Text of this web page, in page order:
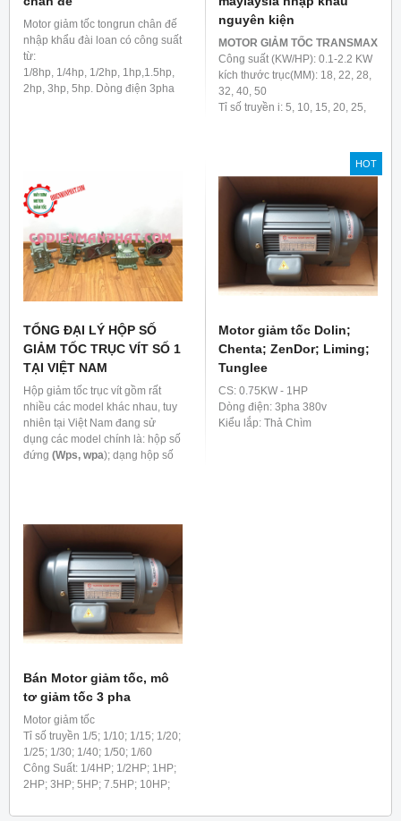
Motor giảm tốc tongrun chân đế
nhập khẩu đài loan có công suất
từ:
1/8hp, 1/4hp, 1/2hp, 1hp,1.5hp,
2hp, 3hp, 5hp. Dòng điện 3pha
nguyên kiện
MOTOR GIẢM TỐC TRANSMAX
Công suất (KW/HP): 0.1-2.2 KW
kích thước trục(MM): 18, 22, 28,
32, 40, 50
Tỉ số truyền i: 5, 10, 15, 20, 25,
motor giảm
(F) / B5
Theo tiêu chuẩn thiết kế Nhật
TỔNG ĐẠI LÝ HỘP SỐ
GIẢM TỐC TRỤC VÍT SỐ 1
TẠI VIỆT NAM
Hộp giảm tốc trục vít gồm rất
nhiều các model khác nhau, tuy
nhiên tại Việt Nam đang sử
dụng các model chính là: hộp số
đứng (Wps, wpa); dạng hộp số
hãng của Đài Loan sẽ có model
khác là: HW, LW, VW, UW, HMW,
LMW, UMW, VMW…….. Phù hợp
lắp với motor công suất từ
0.18kw đến 15kW.
HOT
Motor giảm tốc Dolin;
Chenta; ZenDor; Liming;
Tunglee
CS: 0.75KW - 1HP
Dòng điện: 3pha 380v
Kiểu lắp: Thả Chìm
Bán Motor giảm tốc, mô
tơ giảm tốc 3 pha
Motor giảm tốc
Tỉ số truyền 1/5; 1/10; 1/15; 1/20;
1/25; 1/30; 1/40; 1/50; 1/60
Công Suất: 1/4HP; 1/2HP; 1HP;
2HP; 3HP; 5HP; 7.5HP; 10HP;